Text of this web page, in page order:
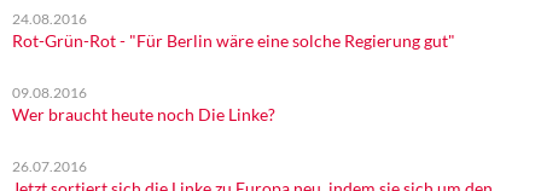
24.08.2016
Rot-Grün-Rot - "Für Berlin wäre eine solche Regierung gut"
09.08.2016
Wer braucht heute noch Die Linke?
26.07.2016